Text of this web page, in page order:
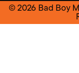
© 2026 Bad Boy